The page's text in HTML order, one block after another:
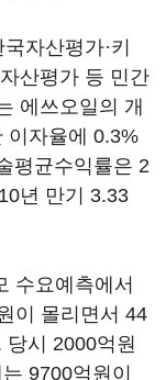
자산평가·키
산평가 등 민간
에쓰오일의 개
이자율에 0.3%
평균수익률은 2
년 만기 3.33
수요예측에서
이 몰리면서 44
시 2000억원
9700억원이